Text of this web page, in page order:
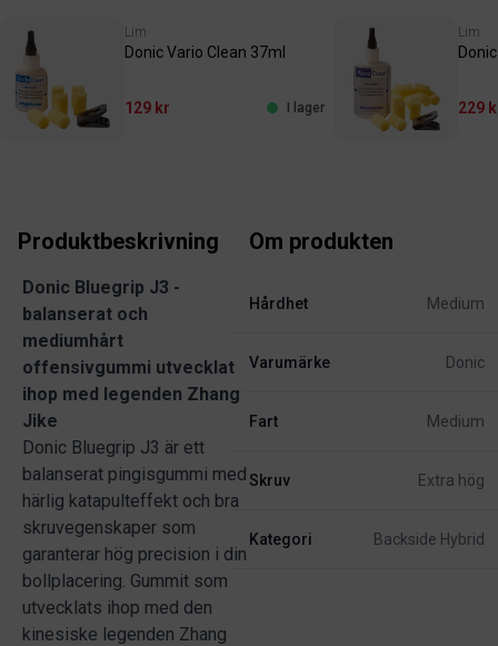
Lim
Donic Vario Clean 37ml
129 kr I lager
Lim
229
Produktbeskrivning
Donic Bluegrip J3 -
balanserat och
mediumhårt
offensivgummi utvecklat
ihop med legenden Zhang
Jike
Donic Bluegrip J3 är ett
balanserat pingisgummi med
härlig katapulteffekt och bra
skruvegenskaper som
garanterar hög precision i din
bollplacering. Gummit som
utvecklats ihop med den
kinesiske legenden Zhang
Om produkten
Hårdhet Medium
Varumärke Donic
Fart Medium
Skruv Extra hög
Kategori Backside Hybrid